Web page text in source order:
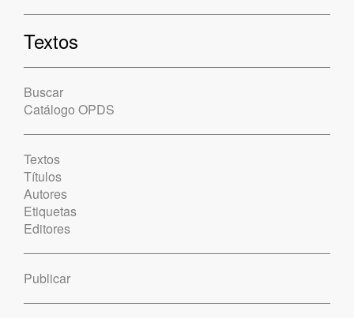
Textos
Buscar
Catálogo OPDS
Textos
Títulos
Autores
Etiquetas
Editores
Publicar